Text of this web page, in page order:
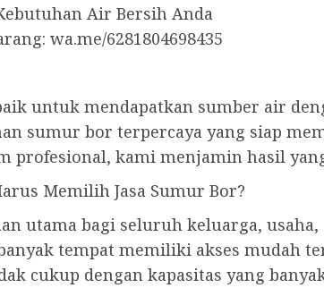
Air Bersih Anda
wa.me/6281804698435
untuk mendapatkan sumber air
sumur bor terpercaya yang siap
profesional, kami menjamin hasil
Memilih Jasa Sumur Bor?
utama bagi seluruh keluarga,
tempat memiliki akses mudah
cukup dengan kapasitas yang